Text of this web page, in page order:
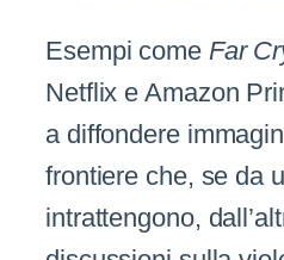
Esempi come Far
Netflix e Amazon
a diffondere
frontiere che, se da
intrattengono,